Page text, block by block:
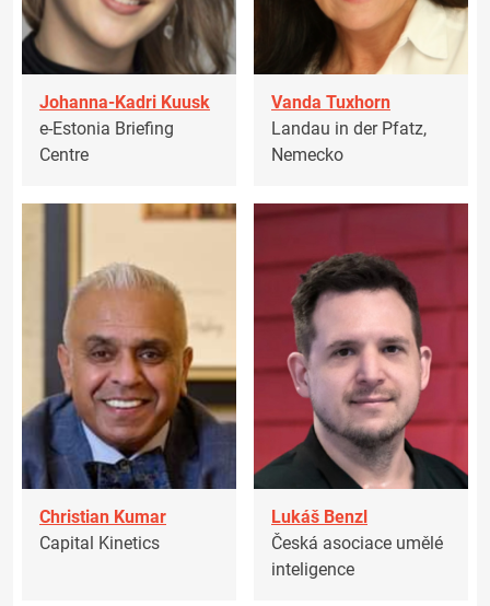
Johanna-Kadri Kuusk
e-Estonia Briefing
Centre
Vanda Tuxhorn
Landau in der Pfatz,
Nemecko
Christian Kumar
Capital Kinetics
Lukáš Benzl
Česká asociace umělé
inteligence